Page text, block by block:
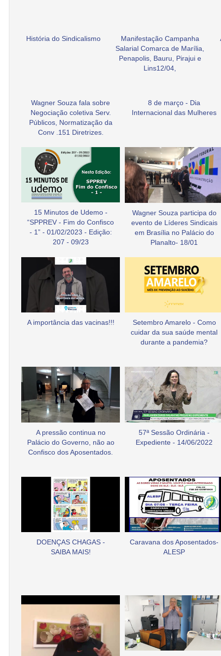
História do Sindicalismo
Manifestação Campanha
Salarial Comarca de Marília,
Penapolis, Bauru, Pirajui e
Lins12/04,
Wagner Souza fala sobre
Negociação coletiva Serv.
Públicos, Normatização da
Conv .151 Diretrizes.
8 de março - Dia
Internacional das Mulheres
15 Minutos de Udemo -
“SPPREV - Fim do Confisco
- 1” - 01/02/2023 - Edição:
207 - 09/23
Wagner Souza participa do
evento de Líderes Sindicais
em Brasília no Palácio do
Planalto- 18/01
A importância das vacinas!!!
Setembro Amarelo - Como
cuidar da sua saúde mental
durante a pandemia?
A pressão continua no
Palácio do Governo, não ao
Confisco dos Aposentados.
57ª Sessão Ordinária -
Expediente - 14/06/2022
DOENÇAS CHAGAS -
SAIBA MAIS!
Caravana dos Aposentados-
ALESP